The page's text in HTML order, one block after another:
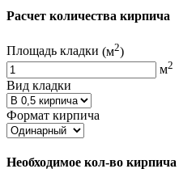
Расчет количества кирпича
Площадь кладки (м2)
м2
Вид кладки
Формат кирпича
Необходимое кол-во кирпича